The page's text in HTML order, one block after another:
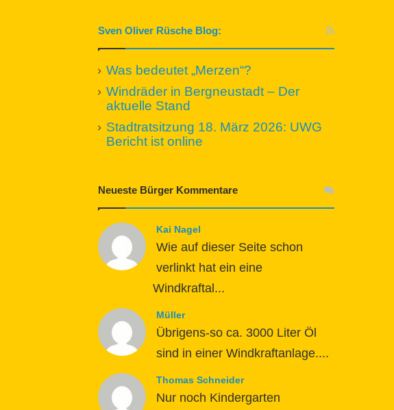
Sven Oliver Rüsche Blog:
Was bedeutet „Merzen“?
Windräder in Bergneustadt – Der
aktuelle Stand
Stadtratsitzung 18. März 2026: UWG
Bericht ist online
Neueste Bürger Kommentare
Kai Nagel
Wie auf dieser Seite schon
verlinkt hat ein eine
Windkraftal...
Müller
Übrigens-so ca. 3000 Liter Öl
sind in einer Windkraftanlage....
Thomas Schneider
Nur noch Kindergarten